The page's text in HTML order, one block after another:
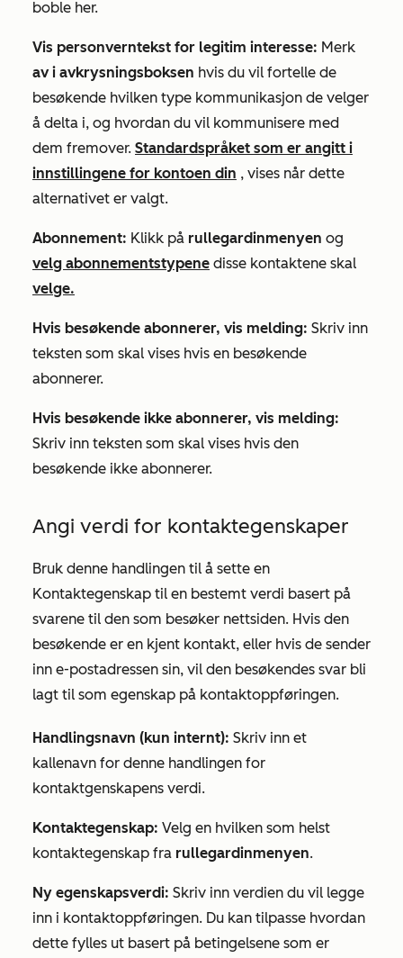
boble her.
Vis personverntekst for legitim interesse: Merk
av i avkrysningsboksen hvis du vil fortelle de
besøkende hvilken type kommunikasjon de velger
å delta i, og hvordan du vil kommunisere med
dem fremover. Standardspråket som er angitt i
innstillingene for kontoen din , vises når dette
alternativet er valgt.
Abonnement: Klikk på rullegardinmenyen og
velg abonnementstypene disse kontaktene skal
velge.
Hvis besøkende abonnerer, vis melding: Skriv inn
teksten som skal vises hvis en besøkende
abonnerer.
Hvis besøkende ikke abonnerer, vis melding:
Skriv inn teksten som skal vises hvis den
besøkende ikke abonnerer.
Angi verdi for kontaktegenskaper
Bruk denne handlingen til å sette en
Kontaktegenskap til en bestemt verdi basert på
svarene til den som besøker nettsiden. Hvis den
besøkende er en kjent kontakt, eller hvis de sender
inn e-postadressen sin, vil den besøkendes svar bli
lagt til som egenskap på kontaktoppføringen.
Handlingsnavn (kun internt): Skriv inn et
kallenavn for denne handlingen for
kontaktgenskapens verdi.
Kontaktegenskap: Velg en hvilken som helst
kontaktegenskap fra rullegardinmenyen.
Ny egenskapsverdi: Skriv inn verdien du vil legge
inn i kontaktoppføringen. Du kan tilpasse hvordan
dette fylles ut basert på betingelsene som er